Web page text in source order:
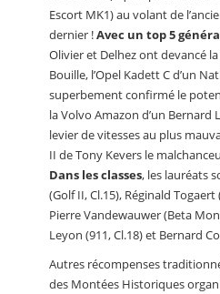
Escort MK1) au volant de
dernier !Avec un top 5
Olivier et Delhez ont devancé
Bouille, l’Opel Kadett C d’un
superbement confirmé le
la Volvo Amazon d’un Bernard
levier de vitesses au plus
II de Tony Kevers le
Dans les classes, les lauréats
(Golf II, Cl.15), Réginald Togaert
Pierre Vandewauwer (Beta
Leyon (911, Cl.18) et Bernard
Autres récompenses
des Montées Historiques